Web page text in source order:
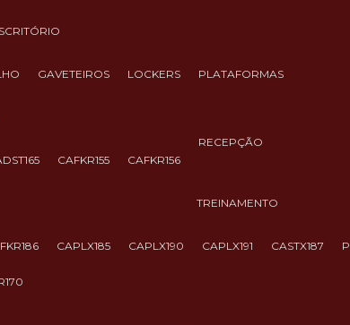
GAVETEIROS LOCKERS PLATAFORMAS
CAFKR155 CAFKR156
RECEPÇÃO
TREINAMENTO
CAPLX185 CAPLX190 CAPLX191 CASTX187